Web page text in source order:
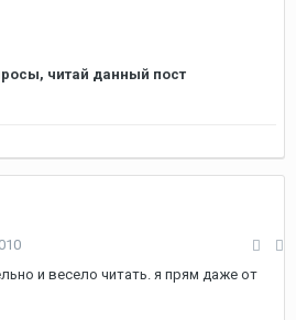
читай данный пост
и весело читать. я прям даже от